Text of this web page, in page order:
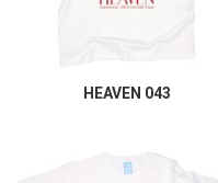
HEAVEN 043